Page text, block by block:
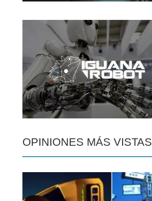
OPINIONES MÁS VISTAS